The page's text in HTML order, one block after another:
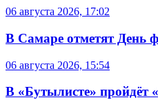
06 августа 2026, 17:02
В Самаре отметят День
06 августа 2026, 15:54
В «Бутылисте» пройдёт